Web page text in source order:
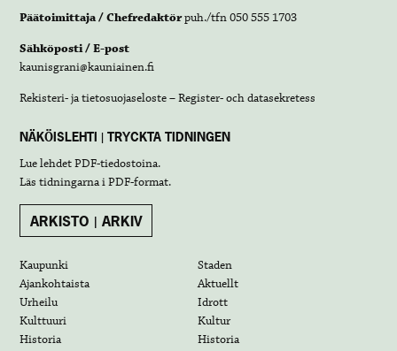
Päätoimittaja / Chefredaktörpuh./tfn 050 555 1703
Sähköposti / E-post
kaunisgrani@kauniainen.fi
Rekisteri- ja tietosuojaseloste – Register- och datasekretess
NÄKÖISLEHTI | TRYCKTA TIDNINGEN
Lue lehdetPDF-tiedostoina.
Läs tidningarna iPDF-format.
ARKISTO | ARKIV
Kaupunki
Staden
Ajankohtaista
Aktuellt
Urheilu
Idrott
Kulttuuri
Kultur
Historia
Historia